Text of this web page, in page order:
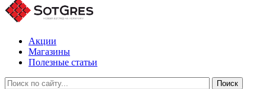
Акции
Магазины
Полезные статьи